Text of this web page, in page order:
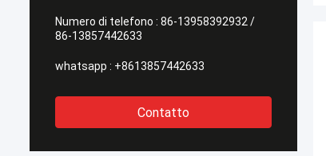
Numero di telefono : 86-13958392932 /
86-13857442633
whatsapp : +8613857442633
Contatto